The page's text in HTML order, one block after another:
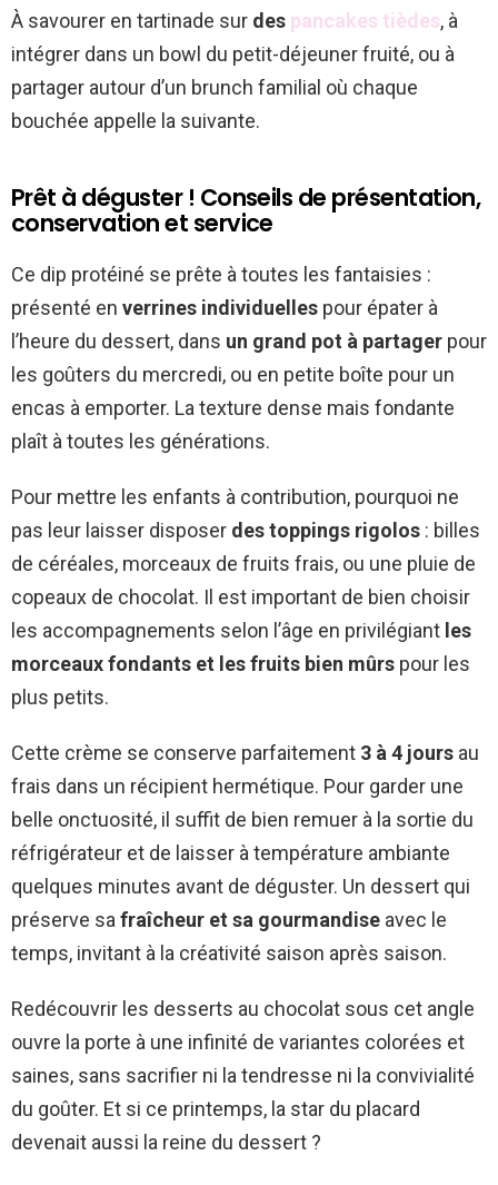
À savourer en tartinade sur des pancakes tièdes, à
intégrer dans un bowl du petit-déjeuner fruité, ou à
partager autour d’un brunch familial où chaque
bouchée appelle la suivante.
Prêt à déguster ! Conseils de présentation,
conservation et service
Ce dip protéiné se prête à toutes les fantaisies :
présenté en verrines individuelles pour épater à
l’heure du dessert, dans un grand pot à partager pour
les goûters du mercredi, ou en petite boîte pour un
encas à emporter. La texture dense mais fondante
plaît à toutes les générations.
Pour mettre les enfants à contribution, pourquoi ne
pas leur laisser disposer des toppings rigolos : billes
de céréales, morceaux de fruits frais, ou une pluie de
copeaux de chocolat. Il est important de bien choisir
les accompagnements selon l’âge en privilégiant les
morceaux fondants et les fruits bien mûrs pour les
plus petits.
Cette crème se conserve parfaitement 3 à 4 jours au
frais dans un récipient hermétique. Pour garder une
belle onctuosité, il suffit de bien remuer à la sortie du
réfrigérateur et de laisser à température ambiante
quelques minutes avant de déguster. Un dessert qui
préserve sa fraîcheur et sa gourmandise avec le
temps, invitant à la créativité saison après saison.
Redécouvrir les desserts au chocolat sous cet angle
ouvre la porte à une infinité de variantes colorées et
saines, sans sacrifier ni la tendresse ni la convivialité
du goûter. Et si ce printemps, la star du placard
devenait aussi la reine du dessert ?